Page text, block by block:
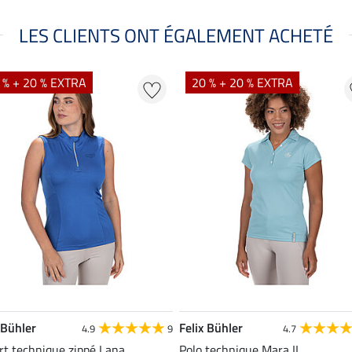
LES CLIENTS ONT ÉGALEMENT ACHETÉ
+ 20 % EXTRA
4.9 9
20 % + 20 % EXTRA
Felix Bühler 4.7